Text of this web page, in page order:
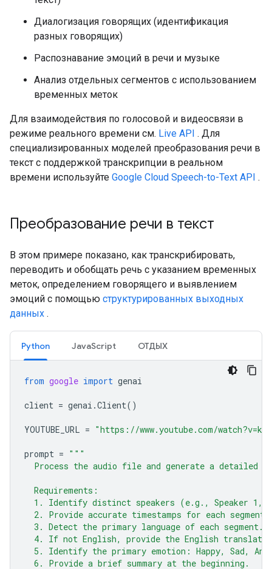
Диалогизация говорящих (идентификация
разных говорящих)
Распознавание эмоций в речи и музыке
Анализ отдельных сегментов с использованием
временных меток
Для взаимодействия по голосовой и видеосвязи в
режиме реального времени см. Live API . Для
специализированных моделей преобразования речи в
текст с поддержкой транскрипции в реальном
времени используйте Google Cloud Speech-to-Text API .
Преобразование речи в текст
В этом примере показано, как транскрибировать,
переводить и обобщать речь с указанием временных
меток, определением говорящего и выявлением
эмоций с помощью структурированных выходных
данных .
Python JavaScript ОТДЫХ
from google import genai
client = genai .Client()
YOUTUBE_URL = "https://www.youtube.com/watch?v=ku-
prompt = """
Process the audio file and generate a detailed
  Requirements:
1. Identify distinct speakers (e.g., Speaker 1,
2. Provide accurate timestamps for each segment
  3. Detect the primary language of each segment.
4. If not English, provide the English
5. Identify the primary emotion: Happy, Sad,
  6. Provide a brief summary at the beginning.